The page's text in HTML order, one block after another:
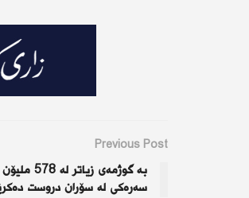
Previous Post
بە گوژمەی
سەرەكی لە سۆران دروست